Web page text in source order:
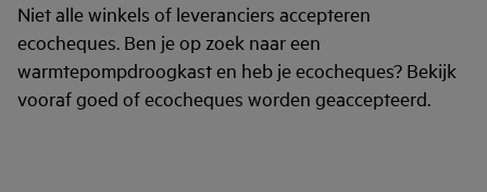
Niet alle winkels of leveranciers accepteren
ecocheques. Ben je op zoek naar een
warmtepompdroogkast en heb je ecocheques? Bekijk
vooraf goed of ecocheques worden geaccepteerd.